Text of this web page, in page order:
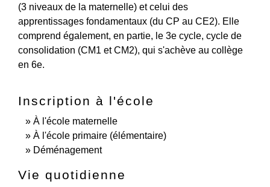
(3 niveaux de la maternelle) et celui des
apprentissages fondamentaux (du CP au CE2). Elle
comprend également, en partie, le 3e cycle, cycle de
consolidation (CM1 et CM2), qui s'achève au collège
en 6e.
Inscription à l'école
À l'école maternelle
À l'école primaire (élémentaire)
Déménagement
Vie quotidienne